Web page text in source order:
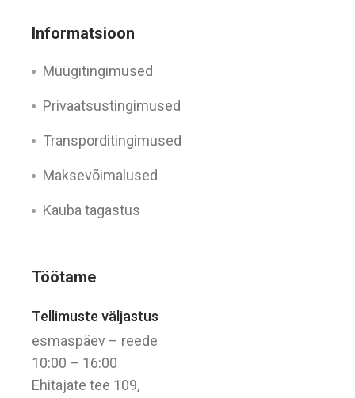
Töötame
Tellimuste väljastus
esmaspäev – reede
10:00 – 16:00
Ehitajate tee 109,
Informatsioon
Müügitingimused
Privaatsustingimused
Transporditingimused
Maksevõimalused
Kauba tagastus